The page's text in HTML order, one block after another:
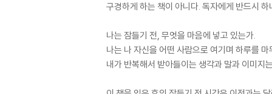
구경하게 하는 책이 아니다. 독자에게 반드시
나는 잠들기 전, 무엇을 마음에 넣고 있는가.
나는 나 자신을 어떤 사람으로 여기며 하루를
내가 반복해서 받아들이는 생각과 말과 이미지